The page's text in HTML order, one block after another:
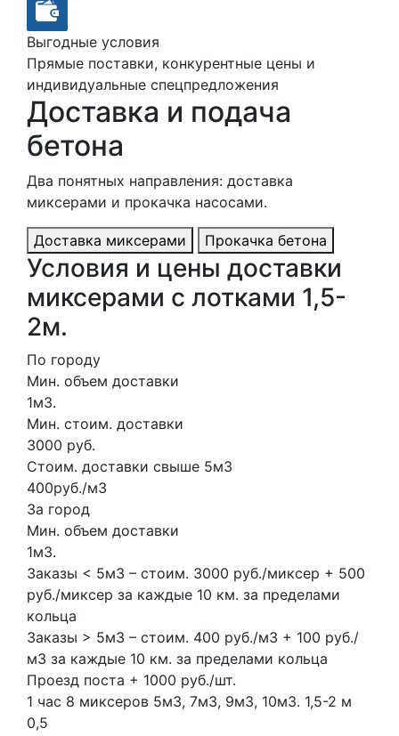
Выгодные условия
Прямые поставки, конкурентные цены и
индивидуальные спецпредложения
Доставка и подача
бетона
Два понятных направления: доставка
миксерами и прокачка насосами.
Доставка миксерами Прокачка бетона
Условия и цены доставки
миксерами с лотками 1,5-
2м.
По городу
Мин. объем доставки
1м3.
Мин. стоим. доставки
3000 руб.
Стоим. доставки свыше 5м3
400руб./м3
За город
Мин. объем доставки
1м3.
Заказы < 5м3 – стоим. 3000 руб./миксер + 500
руб./миксер за каждые 10 км. за пределами
кольца
Заказы > 5м3 – стоим. 400 руб./м3 + 100 руб./
м3 за каждые 10 км. за пределами кольца
Проезд поста + 1000 руб./шт.
1 час 8 миксеров 5м3, 7м3, 9м3, 10м3. 1,5-2 м
0,5